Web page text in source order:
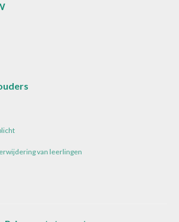
van leerlingen